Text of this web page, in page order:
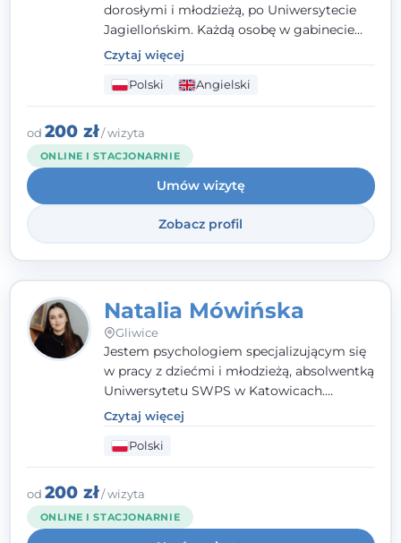
dorosłymi i młodzieżą, po Uniwersytecie
Jagiellońskim. Każdą osobę w gabinecie
traktuję jak osobną historię, którą poznaję,
budując relację opartą na zaufaniu i
empatii. Przyjmuję w Poradni Teraply.pl w
Gliwicach oraz online, po polsku i po
angielsku.
Czytaj więcej
Polski Angielski
od 200 zł/ wizyta
ONLINE I STACJONARNIE
Umów wizytę
Zobacz profil
Natalia Mówińska
Gliwice
Jestem psychologiem specjalizującym się
w pracy z dziećmi i młodzieżą, absolwentką
Uniwersytetu SWPS w Katowicach.
Prowadzę konsultacje oraz terapię
nastawioną na potrzeby dziecka i jego
rodziny. Najważniejsze jest dla mnie
stworzenie bezpiecznego miejsca, w
którym dziecko czuje się zauważone i
zrozumiane.
Czytaj więcej
Polski
od 200 zł/ wizyta
ONLINE I STACJONARNIE